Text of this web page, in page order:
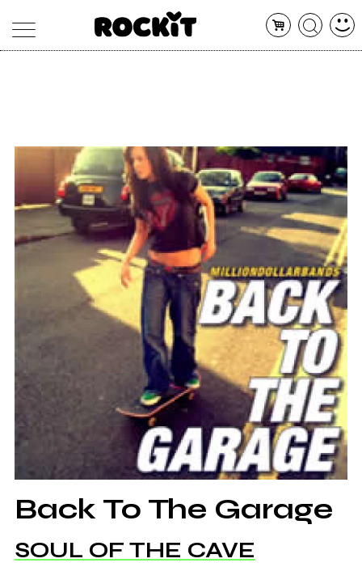
ARTISTI
CONCERTI
SHOP
RADIO
Back To The Garage
SOUL OF THE CAVE